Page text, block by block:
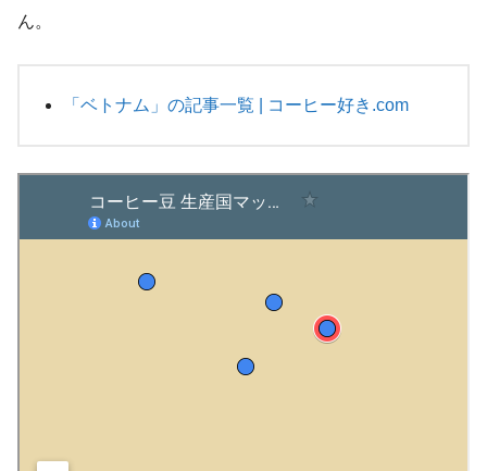
ん。
「ベトナム」の記事一覧 | コーヒー好き.com